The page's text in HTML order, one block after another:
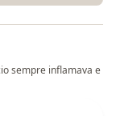
sempre inflamava e